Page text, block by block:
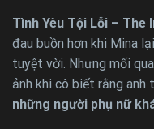
Tình Yêu Tội Lỗi – The
đau buồn hơn khi Mina
tuyệt vời. Nhưng mối
ảnh khi cô biết rằng anh
những người phụ nữ